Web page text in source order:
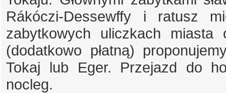
Rákóczi-Dessewffy i ratusz
zabytkowych uliczkach miasta
(dodatkowo płatną)
Tokaj lub Eger. Przejazd do
nocleg.